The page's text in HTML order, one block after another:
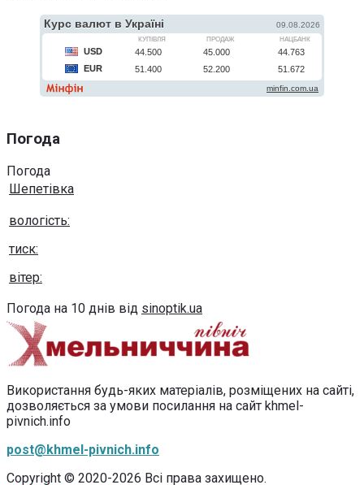
Погода
Погода
Шепетівка
вологість:
тиск:
вітер:
Погода на 10 днів від sinoptik.ua
Використання будь-яких матеріалів, розміщених на сайті,
дозволяється за умови посилання на сайт khmel-
pivnich.info
post@khmel-pivnich.info
Copyright © 2020-2026 Всі права захищено.